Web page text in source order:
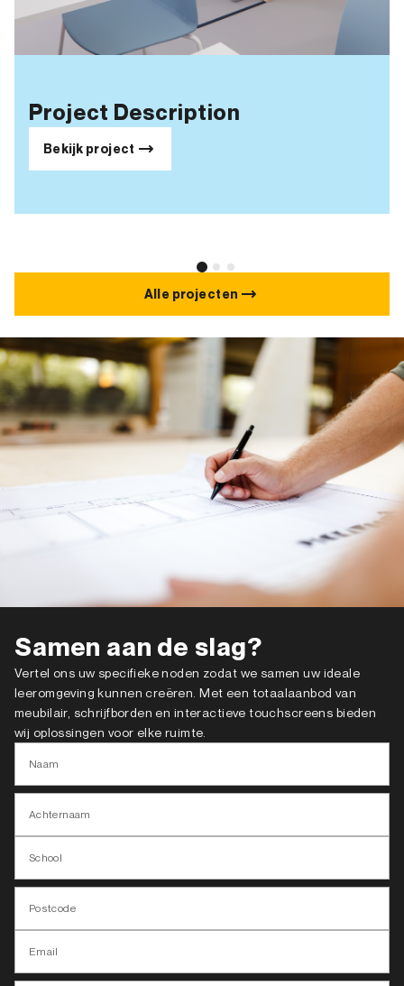
Project Description
Bekijk project
Alle projecten
Samen aan de slag?
Vertel ons uw specifieke noden zodat we samen uw ideale
leeromgeving kunnen creëren. Met een totaalaanbod van
meubilair, schrijfborden en interactieve touchscreens bieden
wij oplossingen voor elke ruimte.
Naam
Achternaam
School
Postcode
Email